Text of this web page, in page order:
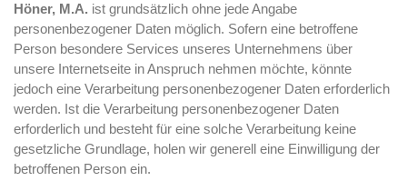
Höner, M.A. ist grundsätzlich ohne jede Angabe
personenbezogener Daten möglich. Sofern eine betroffene
Person besondere Services unseres Unternehmens über
unsere Internetseite in Anspruch nehmen möchte, könnte
jedoch eine Verarbeitung personenbezogener Daten erforderlich
werden. Ist die Verarbeitung personenbezogener Daten
erforderlich und besteht für eine solche Verarbeitung keine
gesetzliche Grundlage, holen wir generell eine Einwilligung der
betroffenen Person ein.